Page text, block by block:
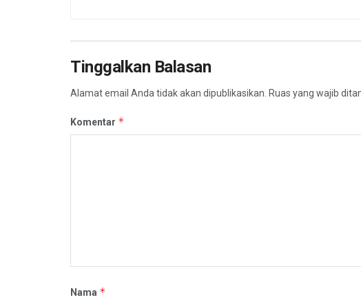
Tinggalkan Balasan
Alamat email Anda tidak akan dipublikasikan. Ruas yang wajib
Komentar *
Nama *